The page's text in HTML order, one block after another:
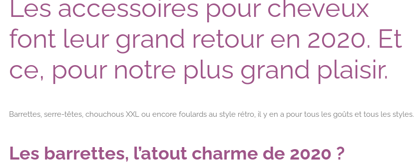
Les accessoires pour cheveux
font leur grand retour en 2020. Et
ce, pour notre plus grand plaisir.
Barrettes, serre-têtes, chouchous XXL ou encore foulards au style rétro, il y en a pour tous les goûts et tous les styles.
Les barrettes, l’atout charme de 2020 ?